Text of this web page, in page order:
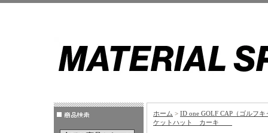
ホーム > ID one GOLF CAP（ゴルフ
ケットハット カーキ